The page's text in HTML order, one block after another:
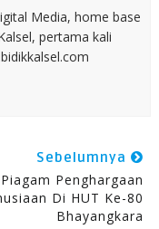
Media, home base
pertama kali
Sebelumnya
Penghargaan
Di HUT Ke-80
Bhayangkara